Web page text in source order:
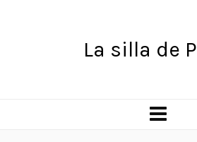
La silla de